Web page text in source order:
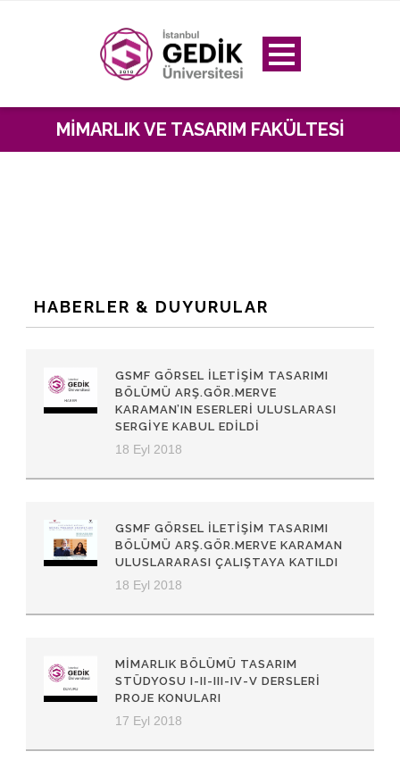
MIMARLIK VE TASARIM FAKÜLTESI
HABERLER & DUYURULAR
GSMF GÖRSEL İLETIŞIM TASARIMI
BÖLÜMÜ ARŞ.GÖR.MERVE
KARAMAN’IN ESERLERI ULUSLARASI
SERGIYE KABUL EDILDI
18 Eyl 2018
GSMF GÖRSEL İLETIŞIM TASARIMI
BÖLÜMÜ ARŞ.GÖR.MERVE KARAMAN
ULUSLARARASI ÇALIŞTAYA KATILDI
18 Eyl 2018
MIMARLIK BÖLÜMÜ TASARIM
STÜDYOSU I-II-III-IV-V DERSLERI
PROJE KONULARI
17 Eyl 2018